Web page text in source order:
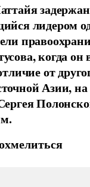
лидером
когда он
от
Азии, на